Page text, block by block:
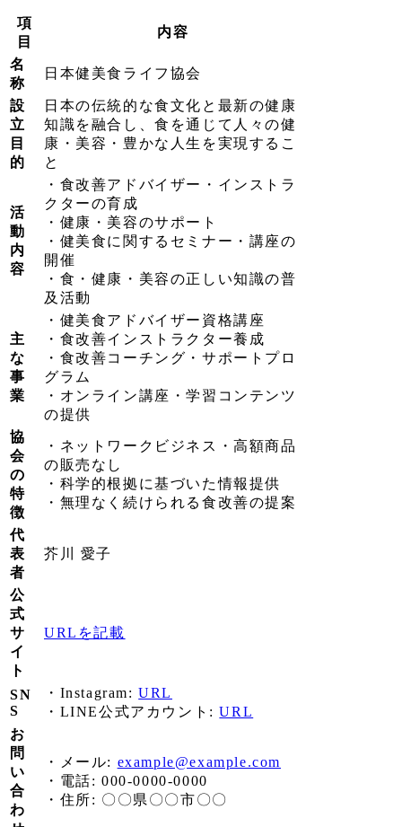
項
目
内容
名
称
日本健美食ライフ協会
設
立
目
的
日本の伝統的な食文化と最新の健康
知識を融合し、食を通じて人々の健
康・美容・豊かな人生を実現するこ
と
活
動
内
容
・食改善アドバイザー・インストラ
クターの育成
・健康・美容のサポート
・健美食に関するセミナー・講座の
開催
・食・健康・美容の正しい知識の普
及活動
主
な
事
業
・健美食アドバイザー資格講座
・食改善インストラクター養成
・食改善コーチング・サポートプロ
グラム
・オンライン講座・学習コンテンツ
の提供
協
会
の
特
徴
・ネットワークビジネス・高額商品
の販売なし
・科学的根拠に基づいた情報提供
・無理なく続けられる食改善の提案
代
表
者
芥川 愛子
公
式
サ
イ
ト
URLを記載
SN
S
・Instagram:URL
・LINE公式アカウント:URL
お
問
い
合
わ
・メール: example@example.com
・電話: 000-0000-0000
・住所: 〇〇県〇〇市〇〇